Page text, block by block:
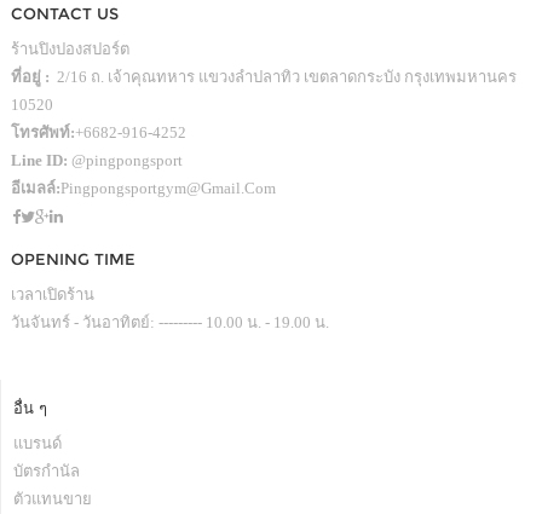
CONTACT US
ร้านปิงปองสปอร์ต
ที่อยู่ : 2/16 ถ. เจ้าคุณทหาร แขวงลำปลาทิว เขตลาดกระบัง กรุงเทพมหานคร
10520
โทรศัพท์:+6682-916-4252
Line ID: @pingpongsport
อีเมลล์:Pingpongsportgym@gmail.com
OPENING TIME
เวลาเปิดร้าน
วันจันทร์ - วันอาทิตย์: --------- 10.00 น. - 19.00 น.
อื่น ๆ
แบรนด์
บัตรกำนัล
ตัวแทนขาย